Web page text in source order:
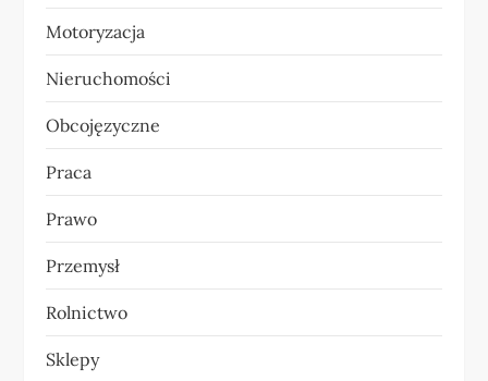
Motoryzacja
Nieruchomości
Obcojęzyczne
Praca
Prawo
Przemysł
Rolnictwo
Sklepy